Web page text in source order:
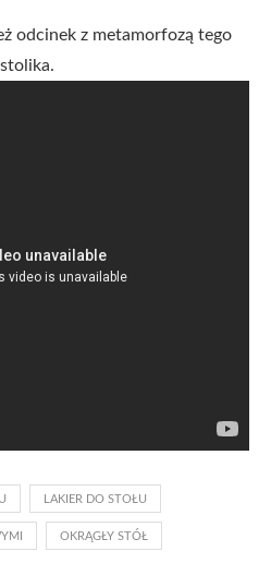
odcinek z metamorfozą tego
stolika.
LAKIER DO STOŁU
OKRĄGŁY STÓŁ